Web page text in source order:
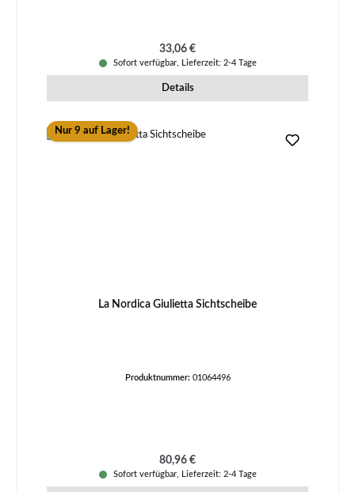
Regulärer Preis:
33,06 €
Sofort verfügbar, Lieferzeit: 2-4 Tage
Details
Nur 9 auf Lager!
La Nordica Giulietta Sichtscheibe
Produktnummer: 01064496
Regulärer Preis:
80,96 €
Sofort verfügbar, Lieferzeit: 2-4 Tage